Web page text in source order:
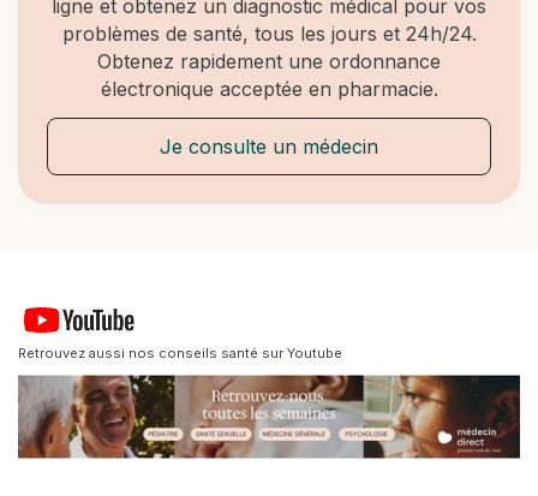
ligne et obtenez un diagnostic médical pour vos
problèmes de santé, tous les jours et 24h/24.
Obtenez rapidement une ordonnance
électronique acceptée en pharmacie.
Je consulte un médecin
Retrouvez aussi nos conseils santé sur Youtube